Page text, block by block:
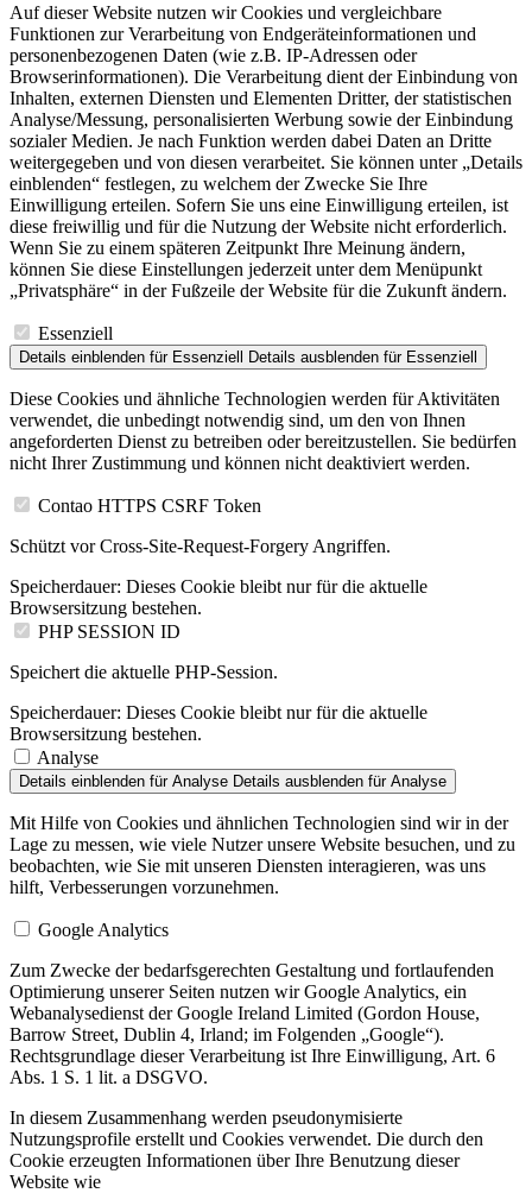
Auf dieser Website nutzen wir Cookies und vergleichbare
Funktionen zur Verarbeitung von Endgeräteinformationen und
personenbezogenen Daten (wie z.B. IP-Adressen oder
Browserinformationen). Die Verarbeitung dient der Einbindung von
Inhalten, externen Diensten und Elementen Dritter, der statistischen
Analyse/Messung, personalisierten Werbung sowie der Einbindung
sozialer Medien. Je nach Funktion werden dabei Daten an Dritte
weitergegeben und von diesen verarbeitet. Sie können unter „Details
einblenden“ festlegen, zu welchem der Zwecke Sie Ihre
Einwilligung erteilen. Sofern Sie uns eine Einwilligung erteilen, ist
diese freiwillig und für die Nutzung der Website nicht erforderlich.
Wenn Sie zu einem späteren Zeitpunkt Ihre Meinung ändern,
können Sie diese Einstellungen jederzeit unter dem Menüpunkt
„Privatsphäre“ in der Fußzeile der Website für die Zukunft ändern.
Essenziell
Details einblenden für Essenziell Details ausblenden für Essenziell
Diese Cookies und ähnliche Technologien werden für Aktivitäten
verwendet, die unbedingt notwendig sind, um den von Ihnen
angeforderten Dienst zu betreiben oder bereitzustellen. Sie bedürfen
nicht Ihrer Zustimmung und können nicht deaktiviert werden.
Contao HTTPS CSRF Token
Schützt vor Cross-Site-Request-Forgery Angriffen.
Speicherdauer: Dieses Cookie bleibt nur für die aktuelle
Browsersitzung bestehen.
PHP SESSION ID
Speichert die aktuelle PHP-Session.
Speicherdauer: Dieses Cookie bleibt nur für die aktuelle
Browsersitzung bestehen.
Analyse
Details einblenden für Analyse Details ausblenden für Analyse
Mit Hilfe von Cookies und ähnlichen Technologien sind wir in der
Lage zu messen, wie viele Nutzer unsere Website besuchen, und zu
beobachten, wie Sie mit unseren Diensten interagieren, was uns
hilft, Verbesserungen vorzunehmen.
Google Analytics
Zum Zwecke der bedarfsgerechten Gestaltung und fortlaufenden
Optimierung unserer Seiten nutzen wir Google Analytics, ein
Webanalysedienst der Google Ireland Limited (Gordon House,
Barrow Street, Dublin 4, Irland; im Folgenden „Google“).
Rechtsgrundlage dieser Verarbeitung ist Ihre Einwilligung, Art. 6
Abs. 1 S. 1 lit. a DSGVO.
In diesem Zusammenhang werden pseudonymisierte
Nutzungsprofile erstellt und Cookies verwendet. Die durch den
Cookie erzeugten Informationen über Ihre Benutzung dieser
Website wie